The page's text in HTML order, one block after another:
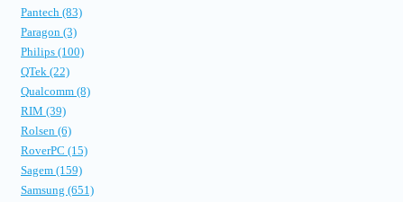
Pantech (83)
Paragon (3)
Philips (100)
QTek (22)
Qualcomm (8)
RIM (39)
Rolsen (6)
RoverPC (15)
Sagem (159)
Samsung (651)